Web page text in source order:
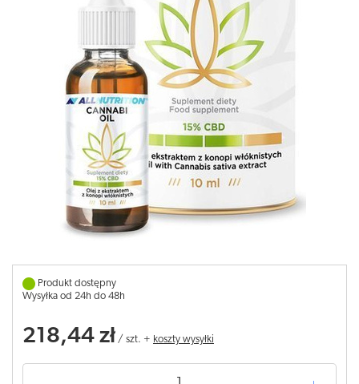
Produkt dostępny
Wysyłka od 24h do 48h
218,44 zł / szt. + koszty wysyłki